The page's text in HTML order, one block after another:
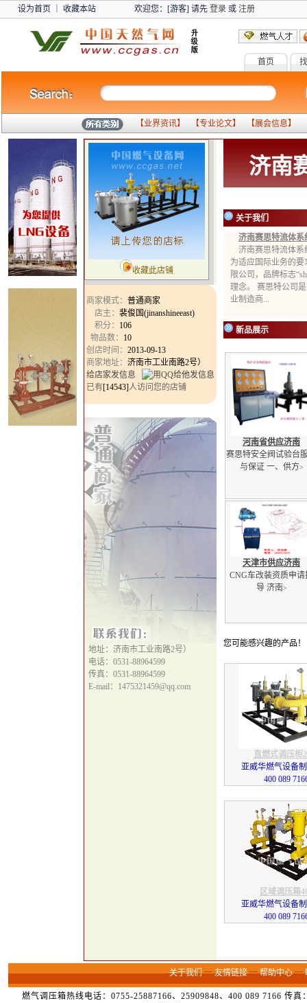
设为首页 收藏本站 欢迎您：[游客] 请先 登录或 注册
首页
【业界资讯】 【专业论文】 【展会信息】
收藏此店铺
商家模式： 普通商家
店主： 裴俊国(jinanshineeast)
积分：
106
物品数：
10
创店时间： 2013-09-13
商家地址： 济南市工业南路2号）
给店家发信息
已有[14543]人访问您的店铺
地址：济南市工业南路2号）
电话：0531-88964599
传真：0531-88964599
E-mail：1475321459@qq.com
济南
关于我们
济南赛思特流体系
济南赛思特流体系
为适应国际业务的
限公司，品牌标志
理念。 赛思特公司
业制造商...
新品展示
河南省供应济南
赛思特安全阀试验台
与保证 一、供方>
天津市供应济南
CNG车改装资质申请
导 济南>
您可能感兴趣的产品！
直燃式调压柜
亚威华燃气设备
400 089
区域调压箱
亚威华燃气设备
400 089
关于我们┈友情链接┈帮助中心┈
燃气调压箱热线电话：0755-25887166、25909848、400 089 7166 传